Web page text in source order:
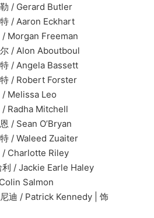
/ Gerard Butler
Eckhart
Freeman
Aboutboul
Bassett
Forster
Leo
Mitchell
O’Bryan
Zuaiter
Riley
Earle Haley
Salmon
Kennedy | 饰